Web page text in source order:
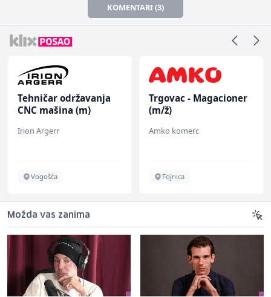
KOMENTARI (3)
Tehničar održavanja
CNC mašina (m)
Irion Argerr
Vogošća
Trgovac - Magacioner
(m/ž)
Amko komerc
Fojnica
Možda vas zanima